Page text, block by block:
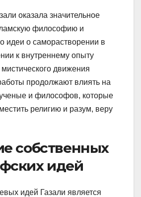
оказала значительное
философию и
идеи о саморастворении в
к внутреннему опыту
движения
продолжают влиять на
и философов, которые
религию и разум, веру
собственных
идей
идей Газали является